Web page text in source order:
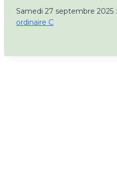
Samedi 27 septembre 2025 :
ordinaire C